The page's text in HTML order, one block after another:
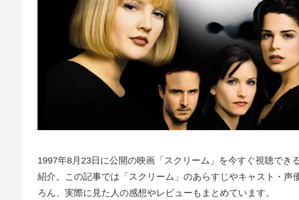
1997年8月23日に公開の映画「スクリーム」を今すぐ視聴でき
紹介。この記事では「スクリーム」のあらすじやキャスト・声
ろん、実際に見た人の感想やレビューもまとめています。